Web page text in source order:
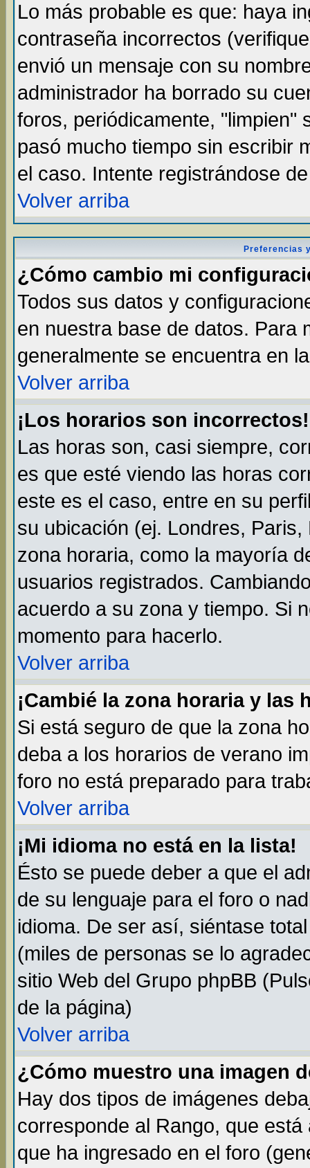
Lo más probable es que: haya
contraseña incorrectos
envió un mensaje con su
administrador ha borrado su
foros, periódicamente, "limpien"
pasó mucho tiempo sin escribir
el caso. Intente registrándose
Volver arriba
Preferencias
¿Cómo cambio mi
Todos sus datos y
en nuestra base de datos. Para
generalmente se encuentra en
Volver arriba
¡Los horarios son incorrectos!
Las horas son, casi siempre,
es que esté viendo las horas
este es el caso, entre en su
su ubicación (ej. Londres,
zona horaria, como la mayoría
usuarios registrados.
acuerdo a su zona y tiempo. Si
momento para hacerlo.
Volver arriba
¡Cambié la zona horaria y
Si está seguro de que la zona
deba a los horarios de verano
foro no está preparado para
Volver arriba
¡Mi idioma no está en la lista!
Ésto se puede deber a que el
de su lenguaje para el foro o
idioma. De ser así, siéntase
(miles de personas se lo
sitio Web del Grupo phpBB
de la página)
Volver arriba
¿Cómo muestro una imagen
Hay dos tipos de imágenes
corresponde al Rango, que
que ha ingresado en el foro